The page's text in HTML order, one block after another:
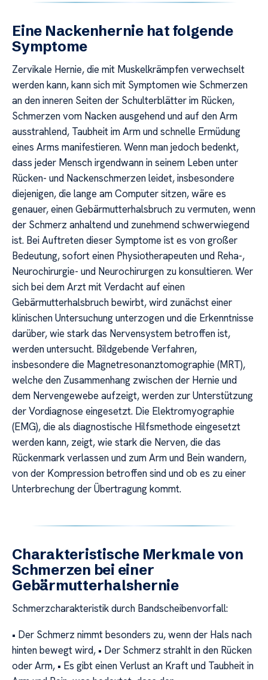
Eine Nackenhernie hat folgende
Symptome
Zervikale Hernie, die mit Muskelkrämpfen verwechselt
werden kann, kann sich mit Symptomen wie Schmerzen
an den inneren Seiten der Schulterblätter im Rücken,
Schmerzen vom Nacken ausgehend und auf den Arm
ausstrahlend, Taubheit im Arm und schnelle Ermüdung
eines Arms manifestieren. Wenn man jedoch bedenkt,
dass jeder Mensch irgendwann in seinem Leben unter
Rücken- und Nackenschmerzen leidet, insbesondere
diejenigen, die lange am Computer sitzen, wäre es
genauer, einen Gebärmutterhalsbruch zu vermuten, wenn
der Schmerz anhaltend und zunehmend schwerwiegend
ist. Bei Auftreten dieser Symptome ist es von großer
Bedeutung, sofort einen Physiotherapeuten und Reha-,
Neurochirurgie- und Neurochirurgen zu konsultieren. Wer
sich bei dem Arzt mit Verdacht auf einen
Gebärmutterhalsbruch bewirbt, wird zunächst einer
klinischen Untersuchung unterzogen und die Erkenntnisse
darüber, wie stark das Nervensystem betroffen ist,
werden untersucht. Bildgebende Verfahren,
insbesondere die Magnetresonanztomographie (MRT),
welche den Zusammenhang zwischen der Hernie und
dem Nervengewebe aufzeigt, werden zur Unterstützung
der Vordiagnose eingesetzt. Die Elektromyographie
(EMG), die als diagnostische Hilfsmethode eingesetzt
werden kann, zeigt, wie stark die Nerven, die das
Rückenmark verlassen und zum Arm und Bein wandern,
von der Kompression betroffen sind und ob es zu einer
Unterbrechung der Übertragung kommt.
Charakteristische Merkmale von
Schmerzen bei einer
Gebärmutterhalshernie
Schmerzcharakteristik durch Bandscheibenvorfall:
• Der Schmerz nimmt besonders zu, wenn der Hals nach
hinten bewegt wird, • Der Schmerz strahlt in den Rücken
oder Arm, • Es gibt einen Verlust an Kraft und Taubheit in